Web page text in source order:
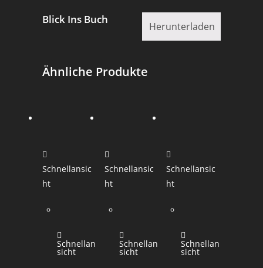
Blick Ins Buch
Herunterladen
Ähnliche Produkte
Schnellansic
ht
Schnellan
sicht
Schnellansic
ht
Schnellan
sicht
Schnellansic
ht
Schnellan
sicht